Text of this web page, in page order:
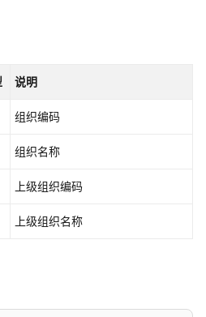
说明
组织编码
组织名称
上级组织编码
上级组织名称